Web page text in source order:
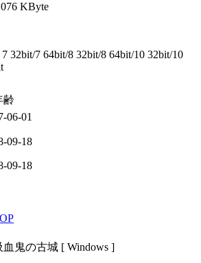
KByte
32bit/7 64bit/8 32bit/8 64bit/10 32bit/10
齢
06-01
09-18
09-18
鬼の古城 [ Windows ]